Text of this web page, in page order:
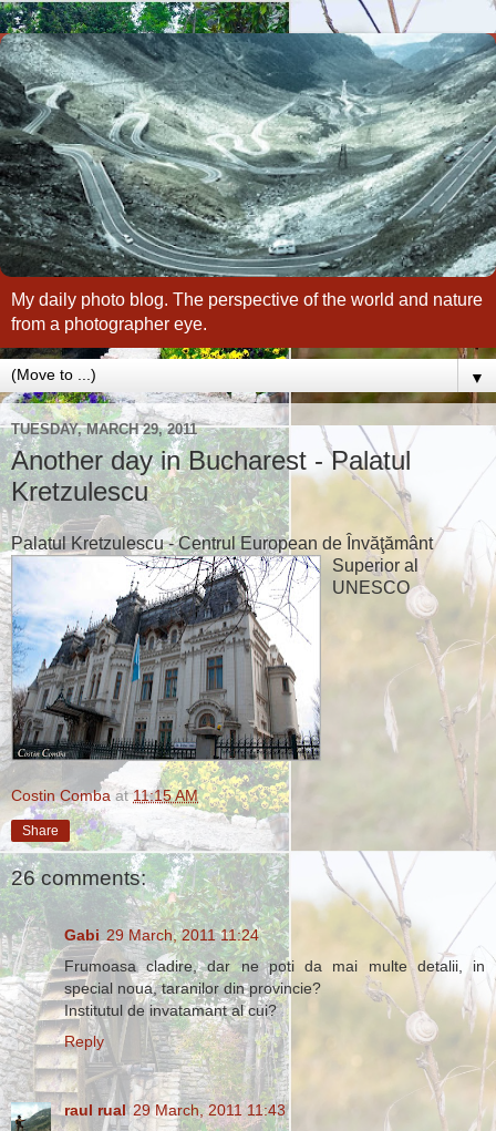
My daily photo blog. The perspective of the world and nature
from a photographer eye.
▼
TUESDAY, MARCH 29, 2011
Another day in Bucharest - Palatul
Kretzulescu
Palatul Kretzulescu -Centrul European de Învăţământ
Superior al
UNESCO
Costin Comba at11:15 AM
Share
26 comments:
Gabi 29 March, 2011 11:24
Frumoasa cladire, dar ne poti da mai multe detalii, in
special noua, taranilor din provincie?
Institutul de invatamant al cui?
Reply
raul rual 29 March, 2011 11:43